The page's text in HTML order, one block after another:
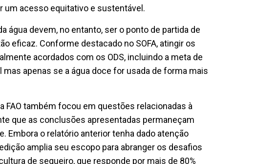
um acesso equitativo e sustentável.
água devem, no entanto, ser o ponto de partida de
eficaz. Conforme destacado no SOFA, atingir os
acordados com os ODS, incluindo a meta de
mas apenas se a água doce for usada de forma mais
FAO também focou em questões relacionadas à
que as conclusões apresentadas permaneçam
Embora o relatório anterior tenha dado atenção
amplia seu escopo para abranger os desafios
de sequeiro, que responde por mais de 80%